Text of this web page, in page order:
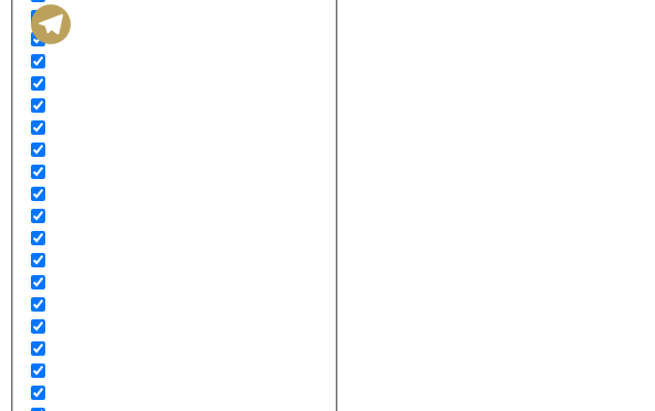
WhatsApp
Telegram